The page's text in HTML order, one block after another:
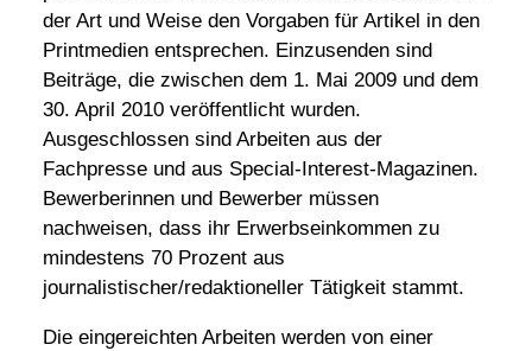
der Art und Weise den Vorgaben für Artikel in den
Printmedien entsprechen. Einzusenden sind
Beiträge, die zwischen dem 1. Mai 2009 und dem
30. April 2010 veröffentlicht wurden.
Ausgeschlossen sind Arbeiten aus der
Fachpresse und aus Special-Interest-Magazinen.
Bewerberinnen und Bewerber müssen
nachweisen, dass ihr Erwerbseinkommen zu
mindestens 70 Prozent aus
journalistischer/redaktioneller Tätigkeit stammt.
Die eingereichten Arbeiten werden von einer